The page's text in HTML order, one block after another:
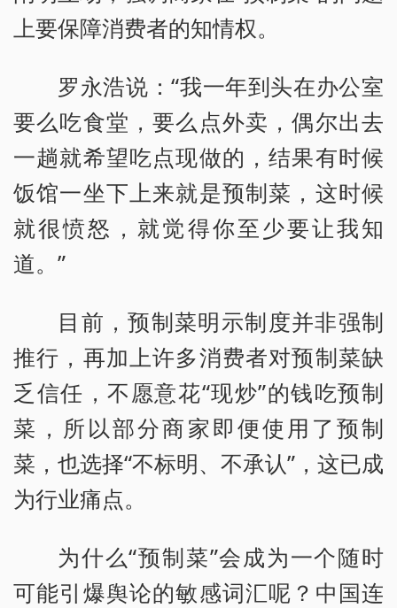
上要保障消费者的知情权。
罗永浩说：“我一年到头在办公室
要么吃食堂，要么点外卖，偶尔出去
一趟就希望吃点现做的，结果有时候
饭馆一坐下上来就是预制菜，这时候
就很愤怒，就觉得你至少要让我知
道。”
目前，预制菜明示制度并非强制
推行，再加上许多消费者对预制菜缺
乏信任，不愿意花“现炒”的钱吃预制
菜，所以部分商家即便使用了预制
菜，也选择“不标明、不承认”，这已成
为行业痛点。
为什么“预制菜”会成为一个随时
可能引爆舆论的敏感词汇呢？中国连